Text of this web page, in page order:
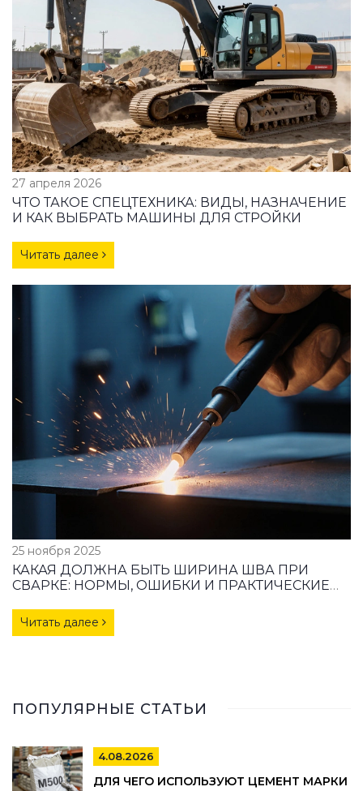
27 апреля 2026
ЧТО ТАКОЕ СПЕЦТЕХНИКА: ВИДЫ, НАЗНАЧЕНИЕ
И КАК ВЫБРАТЬ МАШИНЫ ДЛЯ СТРОЙКИ
Читать далее
25 ноября 2025
КАКАЯ ДОЛЖНА БЫТЬ ШИРИНА ШВА ПРИ
СВАРКЕ: НОРМЫ, ОШИБКИ И ПРАКТИЧЕСКИЕ
Читать далее
ПОПУЛЯРНЫЕ СТАТЬИ
4.08.2026
ДЛЯ ЧЕГО ИСПОЛЬЗУЮТ ЦЕМЕНТ МАРКИ